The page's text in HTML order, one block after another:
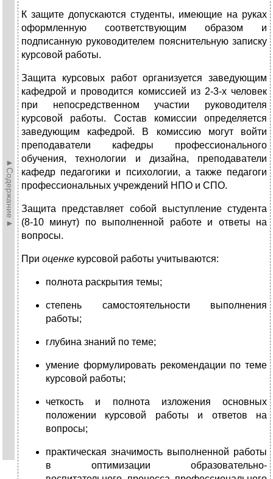
►Содержание►
К защите допускаются студенты, имеющие на руках
оформленную со­ответствующим образом и
подписанную руководителем пояснительную записку
курсовой работы.
Защита курсовых работ организуется заведующим
кафедрой и про­водится комиссией из 2-3-х человек
при непосредственном участии руководителя
курсовой работы. Состав комиссии определяется
заведующим кафедрой. В комиссию могут войти
преподаватели кафедры профессионального
обучения, технологии и дизайна, преподаватели
кафедр педагогики и психологии, а также педагоги
профессиональных учреждений НПО и СПО.
Защита представляет собой выступление студента
(8-10 минут) по выполненной работе и ответы на
вопросы.
При оценке курсовой работы учитываются:
полнота раскрытия темы;
степень самостоятельности выполнения
работы;
глубина знаний по теме;
умение формулировать рекомендации по теме
курсовой работы;
четкость и полнота изложения основных
положении курсовой работы и ответов на
вопросы;
практическая значимость выполненной работы
в оптимизации образовательно-